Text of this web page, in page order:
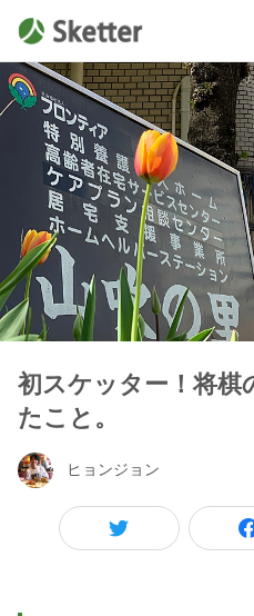
初スケッター！将棋
たこと。
ヒョンジョン